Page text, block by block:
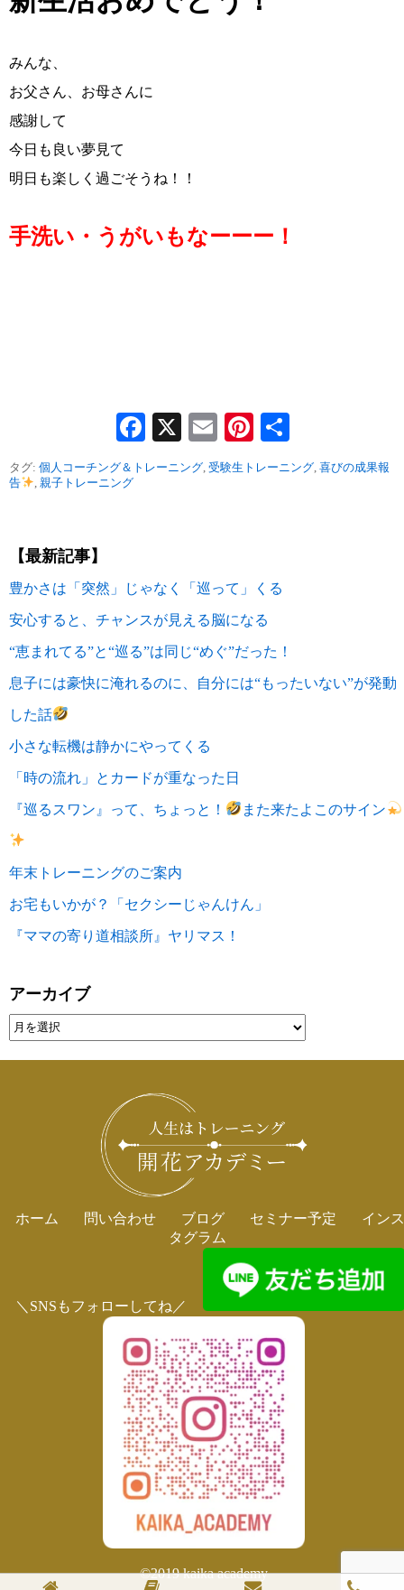
みんな、
お父さん、お母さんに
感謝して
今日も良い夢見て
明日も楽しく過ごそうね！！
手洗い・うがいもなーーー！
Facebook
X EmailPinterest
有
タグ: 個人コーチング＆トレーニング 受験生トレーニング 喜びの成果報
告
親子トレーニング
【最新記事】
豊かさは「突然」じゃなく「巡って」くる
安心すると、チャンスが見える脳になる
“恵まれてる”と“巡る”は同じ“めぐ”だった！
息子には豪快に淹れるのに、自分には“もったいない”が発動
した話
小さな転機は静かにやってくる
「時の流れ」とカードが重なった日
『巡るスワン』って、ちょっと！ また来たよこのサイン
年末トレーニングのご案内
お宅もいかが？「セクシーじゃんけん」
『ママの寄り道相談所』ヤリマス！
アーカイブ
ホーム 問い合わせ ブログ セミナー予定
インス
タグラム
＼SNSもフォローしてね／
©2019 kaika academy